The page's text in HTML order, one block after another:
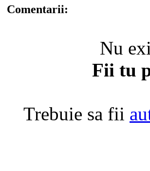
Comentarii:
Nu
Fii tu
Trebuie sa fii